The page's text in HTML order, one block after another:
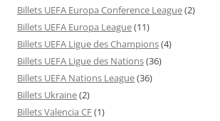
Billets UEFA Europa Conference League(2)
Billets UEFA Europa League(11)
Billets UEFA Ligue des Champions(4)
Billets UEFA Ligue des Nations(36)
Billets UEFA Nations League(36)
Billets Ukraine(2)
Billets Valencia CF(1)